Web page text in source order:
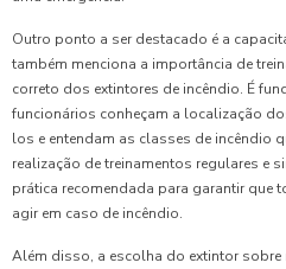
Outro ponto a ser destacado é a
também menciona a importância de
correto dos extintores de incêndio. É
funcionários conheçam a localização
los e entendam as classes de incêndio
realização de treinamentos regulares e
prática recomendada para garantir que
agir em caso de incêndio.
Além disso, a escolha do extintor sobre